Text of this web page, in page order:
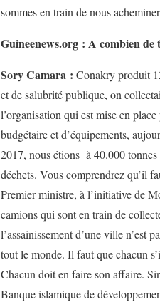
sommes en train de nous
Guineenews.org : A combien
Sory Camara : Conakry produit
et de salubrité publique, on
l’organisation qui est mise en
budgétaire et d’équipements,
2017, nous étions à 40.000
déchets. Vous comprendrez qu’il
Premier ministre, à l’initiative de
camions qui sont en train de
l’assainissement d’une ville n’est
tout le monde. Il faut que chacun
Chacun doit en faire son affaire.
Banque islamique de